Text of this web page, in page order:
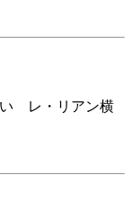
い レ・リアン横